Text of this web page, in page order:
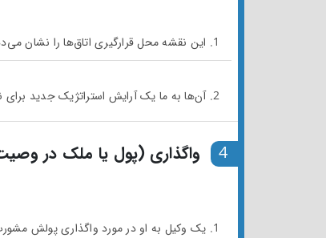
1. این نقشه محل قرارگیری اتاق‌ها را نشان می‌دهد.
2. آن‌ها به ما یک آرایش استراتژیک جدید برای نیروهایمان دادند.
4 واگذاری (پول یا ملک در
1. یک وکیل به او در مورد واگذاری پولش مشورت داد.